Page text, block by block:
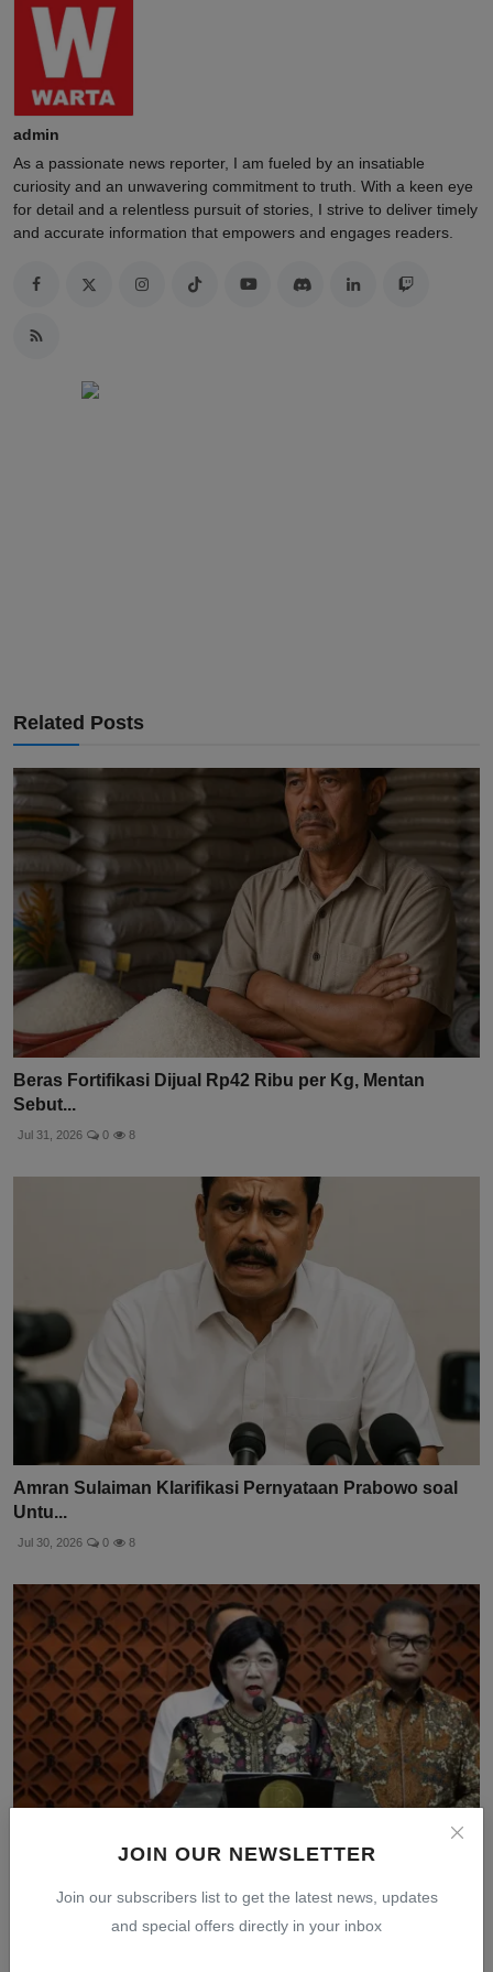
JOIN OUR NEWSLETTER
Join our subscribers list to get the latest news, updates
and special offers directly in your inbox
admin
As a passionate news reporter, I am fueled by an insatiable
curiosity and an unwavering commitment to truth. With a keen eye
for detail and a relentless pursuit of stories, I strive to deliver timely
and accurate information that empowers and engages readers.
Related Posts
Beras Fortifikasi Dijual Rp42 Ribu per Kg, Mentan
Sebut...
Jul 31, 2026 0 8
Amran Sulaiman Klarifikasi Pernyataan Prabowo soal
Untu...
Jul 30, 2026 0 8
Pjs Gubernur BI Destry: Dunia Masuki Era Suku Bunga